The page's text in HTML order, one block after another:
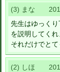
(3) まな
先生はゆっく
を説明してく
それだけでとて
(2) しほ